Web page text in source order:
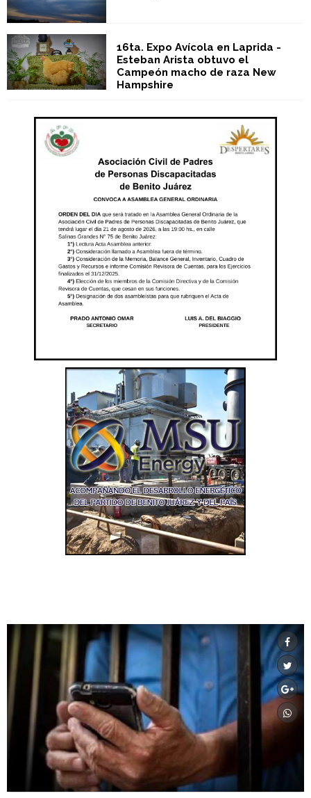
16ta. Expo Avícola en Laprida -
Esteban Arista obtuvo el
Campeón macho de raza New
Hampshire